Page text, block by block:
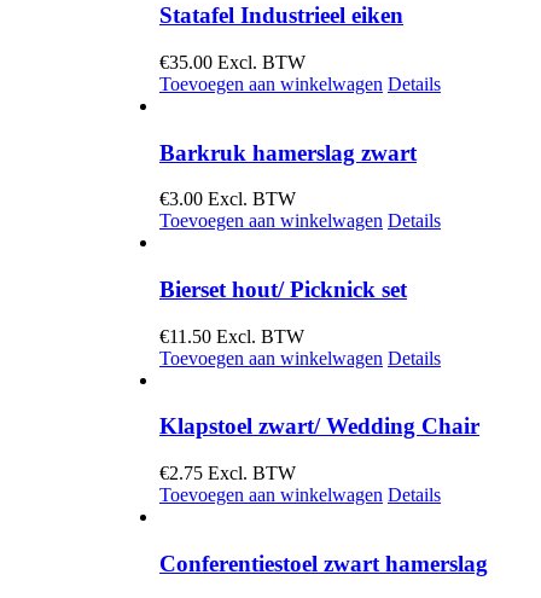
Statafel Industrieel eiken
€35.00 Excl. BTW
Toevoegen aan winkelwagen Details
Barkruk hamerslag zwart
€3.00 Excl. BTW
Toevoegen aan winkelwagen Details
Bierset hout/ Picknick set
€11.50 Excl. BTW
Toevoegen aan winkelwagen Details
Klapstoel zwart/ Wedding Chair
€2.75 Excl. BTW
Toevoegen aan winkelwagen Details
Conferentiestoel zwart hamerslag